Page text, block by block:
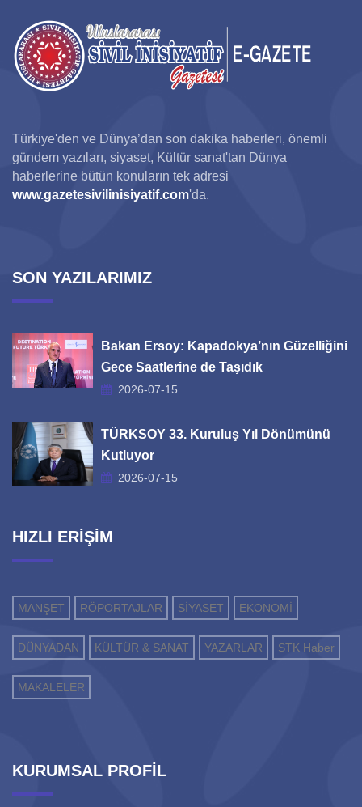
Türkiye'den ve Dünya’dan son dakika haberleri, önemli
gündem yazıları, siyaset, Kültür sanat'tan Dünya
haberlerine bütün konuların tek adresi
www.gazetesivilinisiyatif.com'da.
SON YAZILARIMIZ
Bakan Ersoy: Kapadokya’nın Güzelliğini
Gece Saatlerine de Taşıdık
2026-07-15
TÜRKSOY 33. Kuruluş Yıl Dönümünü
Kutluyor
2026-07-15
HIZLI ERİŞİM
MANŞET RÖPORTAJLAR SİYASET EKONOMİ
DÜNYADAN KÜLTÜR & SANAT YAZARLAR STK Haber
MAKALELER
KURUMSAL PROFİL